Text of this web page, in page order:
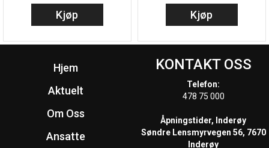
Kjøp Kjøp
Hjem
Aktuelt
Om Oss
Ansatte
KONTAKT OSS
Telefon:
478 75 000
Åpningstider, Inderøy
Søndre Lensmyrvegen 56, 7670
Inderøy